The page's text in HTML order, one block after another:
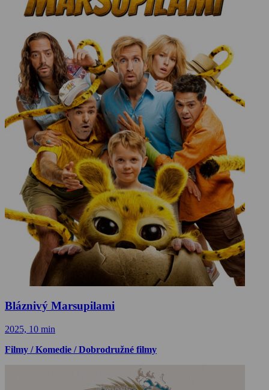
Bláznivý Marsupilami
2025, 10 min
Filmy / Komedie / Dobrodružné filmy